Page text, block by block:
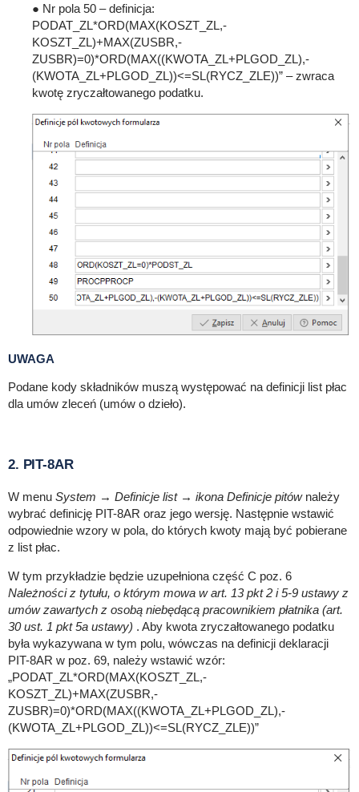
● Nr pola 50 – definicja:
PODAT_ZL*ORD(MAX(KOSZT_ZL,-
KOSZT_ZL)+MAX(ZUSBR,-
ZUSBR)=0)*ORD(MAX((KWOTA_ZL+PLGOD_ZL),-
(KWOTA_ZL+PLGOD_ZL))<=SL(RYCZ_ZLE))” – zwraca
kwotę zryczałtowanego podatku.
UWAGA
Podane kody składników muszą występować na definicji list płac
dla umów zleceń (umów o dzieło).
2. PIT-8AR
W menu System → Definicje list → ikona Definicje pitównależy
wybrać definicję PIT-8AR oraz jego wersję. Następnie wstawić
odpowiednie wzory w pola, do których kwoty mają być pobierane
z list płac.
W tym przykładzie będzie uzupełniona część C poz. 6
Należności z tytułu, o którym mowa w art. 13 pkt 2 i 5-9 ustawy z
umów zawartych z osobą niebędącą pracownikiem płatnika (art.
30 ust. 1 pkt 5a ustawy) . Aby kwota zryczałtowanego podatku
była wykazywana w tym polu, wówczas na definicji deklaracji
PIT-8AR w poz. 69, należy wstawić wzór:
„PODAT_ZL*ORD(MAX(KOSZT_ZL,-
KOSZT_ZL)+MAX(ZUSBR,-
ZUSBR)=0)*ORD(MAX((KWOTA_ZL+PLGOD_ZL),-
(KWOTA_ZL+PLGOD_ZL))<=SL(RYCZ_ZLE))”